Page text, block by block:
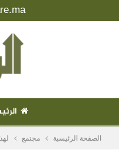
الصفحة الرئيسية مجتمع